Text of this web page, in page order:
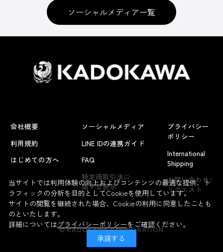
ソーシャルメディア一覧
会社概要
利用規約
はじめての方へ
ソーシャルメディア
LINE IDの連携ガイド
FAQ
特定商取引法に
関する表示
プライバシー
ポリシー
International
Shipping
お問い合わせ/
リクエスト
© KADOKAWA CORPORATION
当サイトでは利用体験の向上およびコンテンツの最適な提供、ト
ラフィックの分析を目的としてCookieを使用しています。
サイトの閲覧を継続された場合、Cookieの利用に同意したことも
のといたします。
詳細についてはプライバシーポリシーをご確認ください。
承諾する